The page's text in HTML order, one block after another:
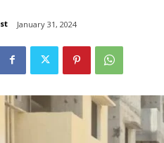
January 31, 2024